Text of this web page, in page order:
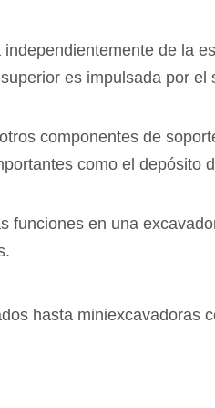
de la
es impulsada por el
componentes de
como el depósito
funciones en una
​​hasta miniexcavadoras